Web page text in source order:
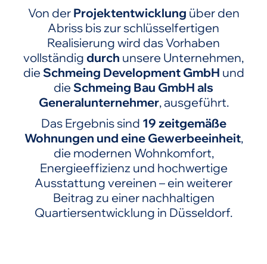
Von der Projektentwicklung über den
Abriss bis zur schlüsselfertigen
Realisierung wird das Vorhaben
vollständig durch unsere Unternehmen,
die Schmeing Development GmbH und
die Schmeing Bau GmbH als
Generalunternehmer, ausgeführt.
Das Ergebnis sind 19 zeitgemäße
Wohnungen und eine Gewerbeeinheit,
die modernen Wohnkomfort,
Energieeffizienz und hochwertige
Ausstattung vereinen – ein weiterer
Beitrag zu einer nachhaltigen
Quartiersentwicklung in Düsseldorf.